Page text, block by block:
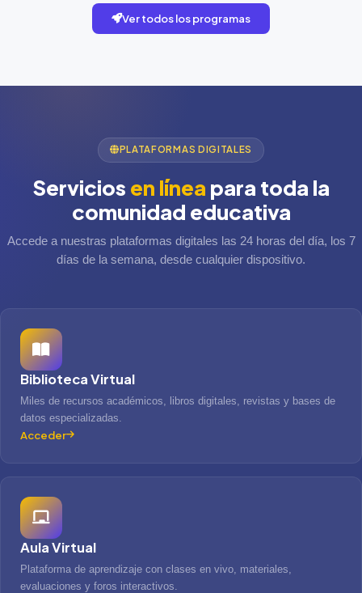
Ver todos los programas
PLATAFORMAS DIGITALES
Servicios en línea para toda la
comunidad educativa
Accede a nuestras plataformas digitales las 24 horas del día, los 7
días de la semana, desde cualquier dispositivo.
Biblioteca Virtual
Miles de recursos académicos, libros digitales, revistas y bases de
datos especializadas.
Acceder
Aula Virtual
Plataforma de aprendizaje con clases en vivo, materiales,
evaluaciones y foros interactivos.